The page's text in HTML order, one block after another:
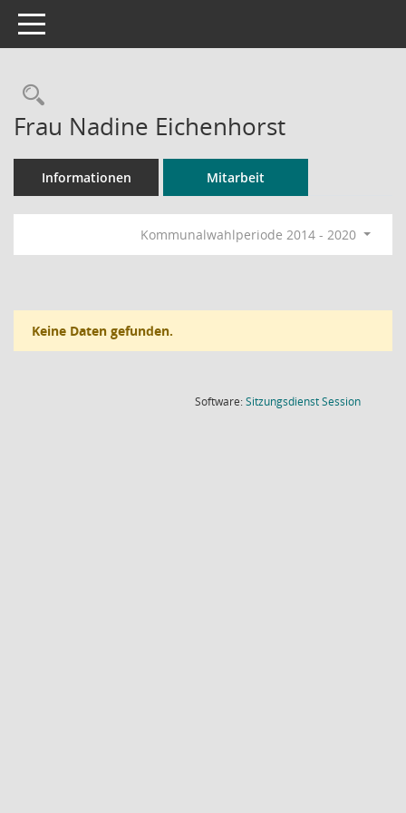
Toggle navigation
Rechercheauswahl
Frau Nadine Eichenhorst
Informationen Mitarbeit
Kommunalwahlperiode 2014 - 2020
Keine Daten gefunden.
Software:SitzungsdienstSession(Wird in